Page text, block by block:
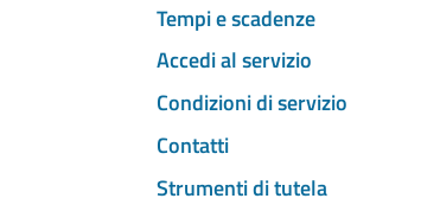
Tempi e scadenze
Accedi al servizio
Condizioni di servizio
Contatti
Strumenti di tutela